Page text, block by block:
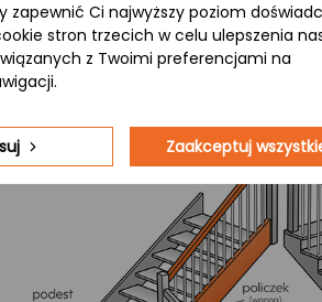
zapewnić Ci najwyższy poziom
stron trzecich w celu ulepszenia
z Twoimi preferencjami na
Zaakceptuj